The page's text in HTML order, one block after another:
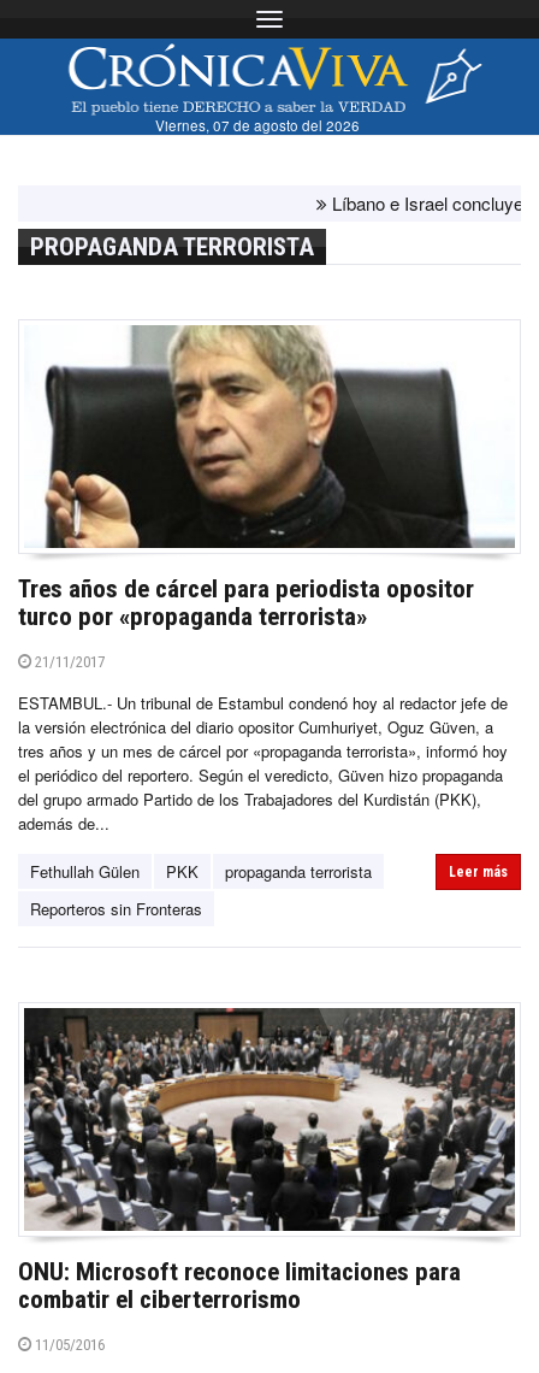
Toggle navigation
Viernes, 07 de agosto del 2026
Líbano e Israel concluyen
PROPAGANDA TERRORISTA
Tres años de cárcel para periodista opositor
turco por «propaganda terrorista»
21/11/2017
ESTAMBUL.- Un tribunal de Estambul condenó hoy al redactor jefe de
la versión electrónica del diario opositor Cumhuriyet, Oguz Güven, a
tres años y un mes de cárcel por «propaganda terrorista», informó hoy
el periódico del reportero. Según el veredicto, Güven hizo propaganda
del grupo armado Partido de los Trabajadores del Kurdistán (PKK),
además de...
Fethullah Gülen PKK
propaganda terrorista
Reporteros sin Fronteras
Leer más
ONU: Microsoft reconoce limitaciones para
combatir el ciberterrorismo
11/05/2016